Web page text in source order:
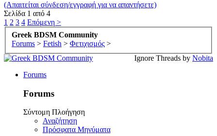
(Απαιτείται σύνδεση/εγγραφή για να απαντήσετε)
Σελίδα 1 από 4
1 2 3 4 Επόμενη >
Greek BDSM Community
Forums > Fetish > Φετιχισμός >
Ignore Threads by Nobita
Forums
Forums
Σύντομη Πλοήγηση
Αναζήτηση
Πρόσφατα Μηνύματα